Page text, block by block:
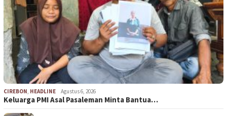
CIREBON, HEADLINE Agustus 6, 2026
Keluarga PMI Asal Pasaleman Minta Bantua…